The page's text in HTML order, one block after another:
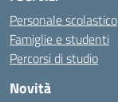
Personale scolastico
Famiglie e studenti
Percorsi di studio
Novità